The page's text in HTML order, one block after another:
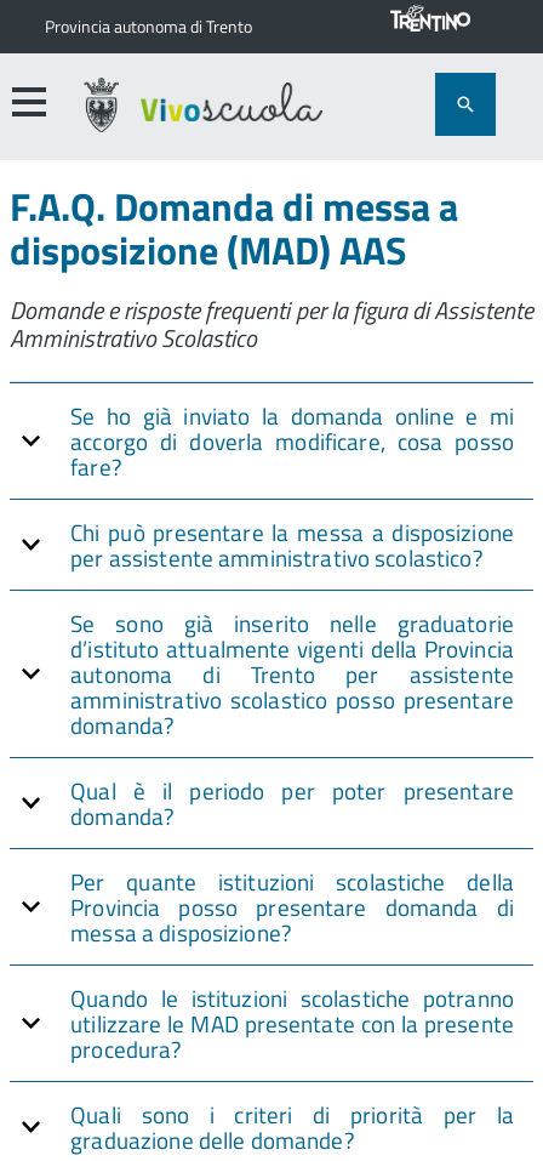
Provincia autonoma di Trento
F.A.Q. Domanda di messa a
disposizione (MAD) AAS
Domande e risposte frequenti per la figura di Assistente
Amministrativo Scolastico
Se ho già inviato la domanda online e mi
accorgo di doverla modificare, cosa posso
fare?
Chi può presentare la messa a disposizione
per assistente amministrativo scolastico?
Se sono già inserito nelle graduatorie
d’istituto attualmente vigenti della Provincia
autonoma di Trento per assistente
amministrativo scolastico posso presentare
domanda?
Qual è il periodo per poter presentare
domanda?
Per quante istituzioni scolastiche della
Provincia posso presentare domanda di
messa a disposizione?
Quando le istituzioni scolastiche potranno
utilizzare le MAD presentate con la presente
procedura?
Quali sono i criteri di priorità per la
graduazione delle domande?